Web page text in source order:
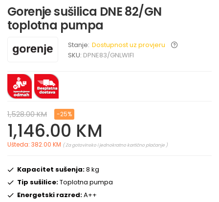
Gorenje sušilica DNE 82/GN
toplotna pumpa
Stanje: Dostupnost uz provjeru
SKU: DPNE83/GNLWIFI
1,528.00 KM -25%
1,146.00 KM
Ušteda: 382.00 KM ( Za gotovinsko i jednokratno kartično plaćanje )
Kapacitet sušenja:8 kg
Tip sušilice:Toplotna pumpa
Energetski razred:A++